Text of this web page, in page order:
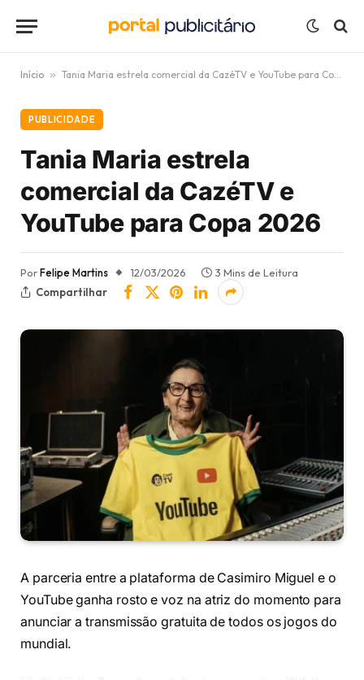
Início » Tania Maria estrela comercial da CazéTV e YouTube para Copa 2026
PUBLICIDADE
Tania Maria estrela
comercial da CazéTV e
YouTube para Copa 2026
PorFelipe Martins 12/03/2026
3 Mins de Leitura
Compartilhar
A parceria entre a plataforma de Casimiro Miguel e o
YouTube ganha rosto e voz na atriz do momento para
anunciar a transmissão gratuita de todos os jogos do
mundial.